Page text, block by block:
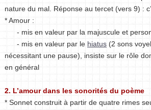
nature du mal. Réponse au tercet (vers 9) :
* Amour :
- mis en valeur par la majuscule et
- mis en valeur par le hiatus (2 sons
nécessitant une pause), insiste sur le rôle
en général
2. L’amour dans les sonorités du poème
* Sonnet construit à partir de quatre rimes